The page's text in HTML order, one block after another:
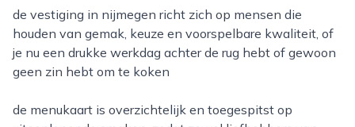
de vestiging in nijmegen richt zich op mensen die
houden van gemak, keuze en voorspelbare kwaliteit, of
je nu een drukke werkdag achter de rug hebt of gewoon
geen zin hebt om te koken
de menukaart is overzichtelijk en toegespitst op